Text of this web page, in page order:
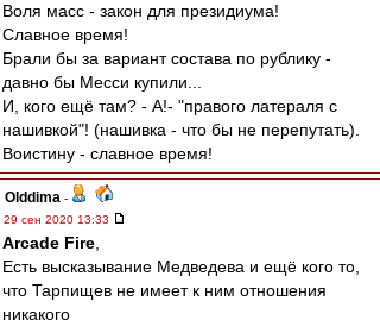
Воля масс - закон для президиума!
Славное время!
Брали бы за вариант состава по рублику -
давно бы Месси купили...
И, кого ещё там? - А!- "правого латераля с
нашивкой"! (нашивка - что бы не перепутать).
Воистину - славное время!
Olddima -
29 сен 2020 13:33
Arcade Fire
Есть высказывание Медведева и ещё кого то,
что Тарпищев не имеет к ним отношения
никакого